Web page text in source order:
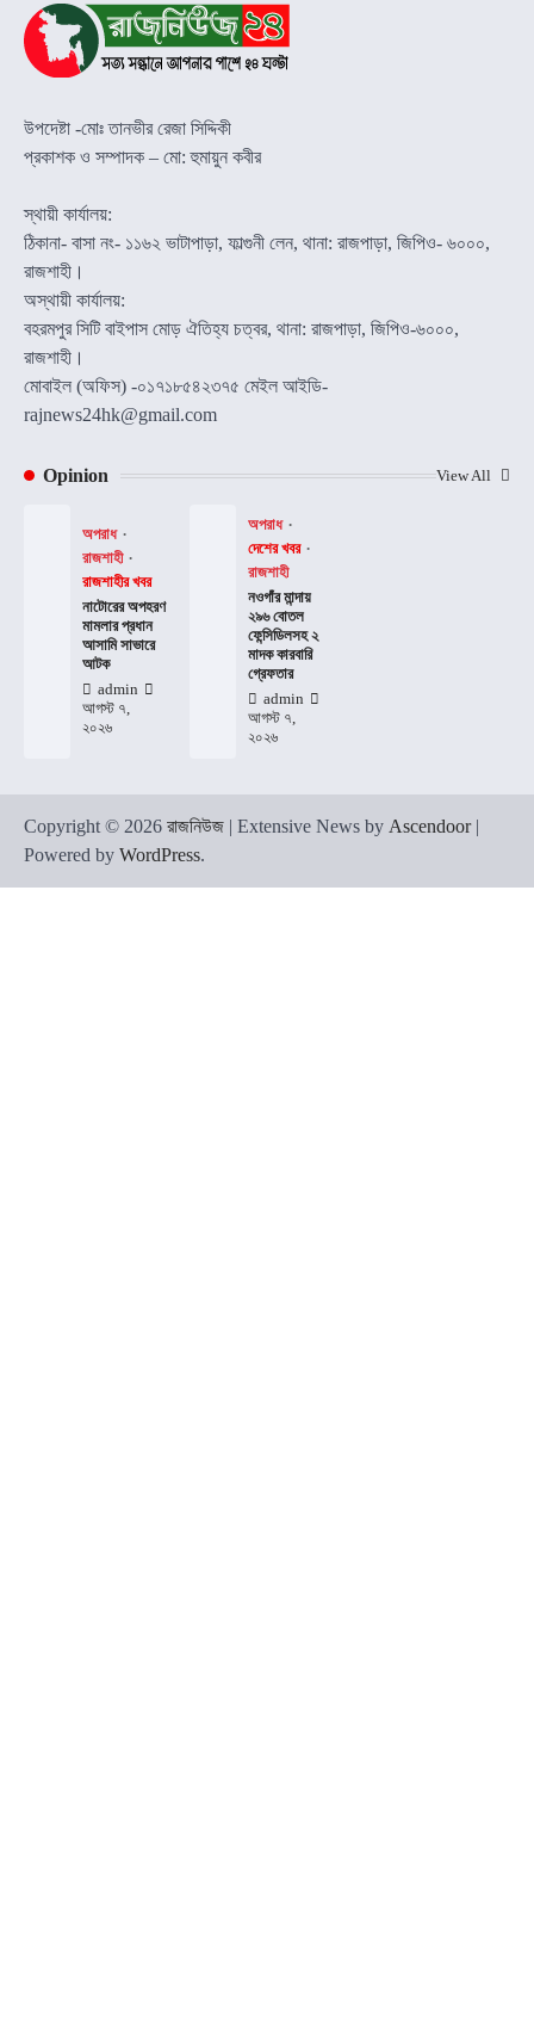
উপদেষ্টা -মোঃ তানভীর রেজা সিদ্দিকী
প্রকাশক ও সম্পাদক – মো: হুমায়ুন কবীর
স্থায়ী কার্যালয়:
ঠিকানা- বাসা নং- ১১৬২ ভাটাপাড়া, ফাল্গুনী লেন, থানা: রাজপাড়া, জিপিও- ৬০০০,
রাজশাহী।
অস্থায়ী কার্যালয়:
বহরমপুর সিটি বাইপাস মোড় ঐতিহ্য চত্বর, থানা: রাজপাড়া, জিপিও-৬০০০,
রাজশাহী।
মোবাইল (অফিস) -০১৭১৮৫৪২৩৭৫ মেইল আইডি-
rajnews24hk@gmail.com
Opinion View All
অপরাধ
রাজশাহী
রাজশাহীর খবর
নাটোরের অপহরণ
মামলার প্রধান
আসামি সাভারে
আটক
admin
আগস্ট ৭,
২০২৬
অপরাধ
দেশের খবর
রাজশাহী
নওগাঁর মান্দায়
২৯৬ বোতল
ফেন্সিডিলসহ ২
মাদক কারবারি
গ্রেফতার
admin
আগস্ট ৭,
২০২৬
Copyright © 2026 রাজনিউজ | Extensive News by Ascendoor|
Powered by WordPress.